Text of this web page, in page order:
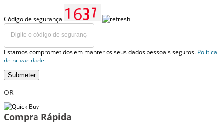
Código de segurança
Estamos comprometidos em manter os seus dados pessoais seguros. Política
de privacidade
Submeter
OR
Compra Rápida